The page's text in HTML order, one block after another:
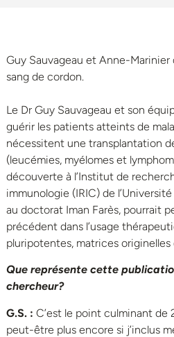
Guy Sauvageau et Anne-
sang de cordon.
Le Dr Guy Sauvageau et son
guérir les patients atteints de
nécessitent une transplantation
(leucémies, myélomes et
découverte à l’Institut de
immunologie (IRIC) de
au doctorat Iman Farès, pourrait
précédent dans l’usage
pluripotentes, matrices
Que représente cette
chercheur?
G.S. : C’est le point culminant de
peut-être plus encore si j’inclus